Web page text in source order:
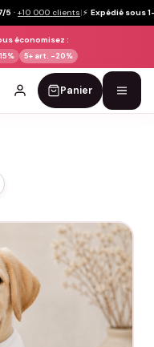
5 · +10 000 clients|⚡ Expédié sous
économisez :
5+ art. -20%
Panier